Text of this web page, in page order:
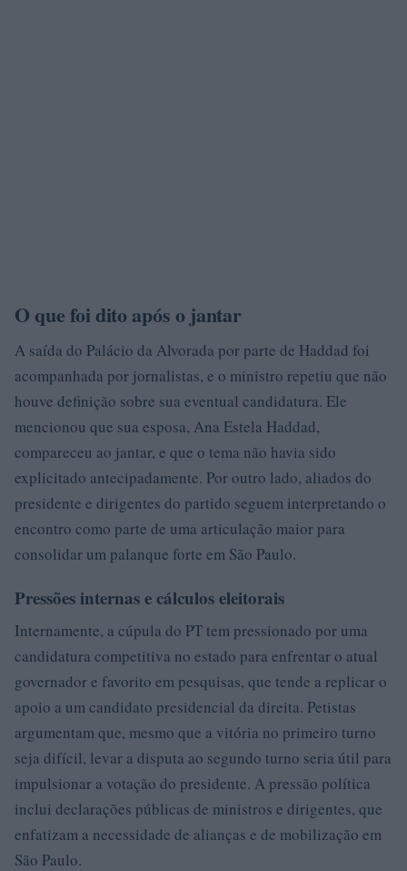
O que foi dito após o jantar
A saída do Palácio da Alvorada por parte de Haddad foi
acompanhada por jornalistas, e o ministro repetiu que não
houve definição sobre sua eventual candidatura. Ele
mencionou que sua esposa, Ana Estela Haddad,
compareceu ao jantar, e que o tema não havia sido
explicitado antecipadamente. Por outro lado, aliados do
presidente e dirigentes do partido seguem interpretando o
encontro como parte de uma articulação maior para
consolidar um palanque forte em São Paulo.
Pressões internas e cálculos eleitorais
Internamente, a cúpula do PT tem pressionado por uma
candidatura competitiva no estado para enfrentar o atual
governador e favorito em pesquisas, que tende a replicar o
apoio a um candidato presidencial da direita. Petistas
argumentam que, mesmo que a vitória no primeiro turno
seja difícil, levar a disputa ao segundo turno seria útil para
impulsionar a votação do presidente. A pressão política
inclui declarações públicas de ministros e dirigentes, que
enfatizam a necessidade de alianças e de mobilização em
São Paulo.